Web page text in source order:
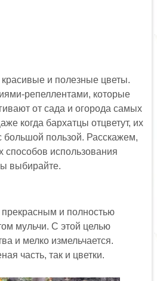
и полезные цветы.
репеллентами, которые
от сада и огорода самых
когда бархатцы отцветут, их
большой пользой. Расскажем,
использования
выбирайте.
прекрасным и полностью
мульчи. С этой целью
и мелко измельчается.
часть, так и цветки.